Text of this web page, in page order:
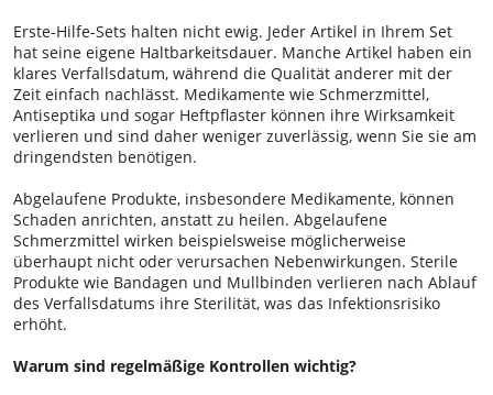
Erste-Hilfe-Sets halten nicht ewig. Jeder Artikel in Ihrem Set
hat seine eigene Haltbarkeitsdauer. Manche Artikel haben ein
klares Verfallsdatum, während die Qualität anderer mit der
Zeit einfach nachlässt. Medikamente wie Schmerzmittel,
Antiseptika und sogar Heftpflaster können ihre Wirksamkeit
verlieren und sind daher weniger zuverlässig, wenn Sie sie am
dringendsten benötigen.
Abgelaufene Produkte, insbesondere Medikamente, können
Schaden anrichten, anstatt zu heilen. Abgelaufene
Schmerzmittel wirken beispielsweise möglicherweise
überhaupt nicht oder verursachen Nebenwirkungen. Sterile
Produkte wie Bandagen und Mullbinden verlieren nach Ablauf
des Verfallsdatums ihre Sterilität, was das Infektionsrisiko
erhöht.
Warum sind regelmäßige Kontrollen wichtig?